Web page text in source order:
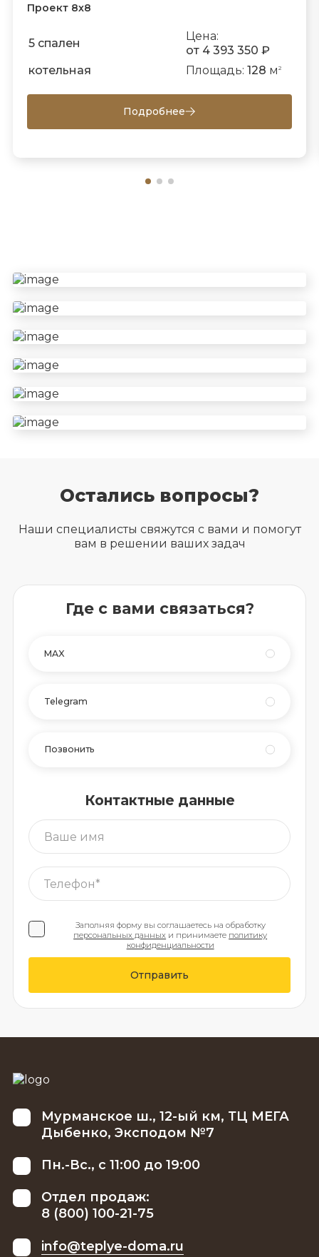
Проект 8х8
5 спален
Цена:
от 4 393 350 ₽
котельная
Площадь: 128 м 2
Подробнее
Остались вопросы?
Наши специалисты свяжутся с вами и помогут
вам в решении ваших задач
Где с вами связаться?
MAX
Telegram
Позвонить
Контактные данные
Заполняя форму вы соглашаетесь на обработку
персональных данных и принимаете политику
конфиденциальности
Отправить
Мурманское ш., 12-ый км, ТЦ МЕГА
Дыбенко, Эксподом №7
Пн.-Вс., с 11:00 до 19:00
Отдел продаж:
8 (800) 100-21-75
info@teplye-doma.ru